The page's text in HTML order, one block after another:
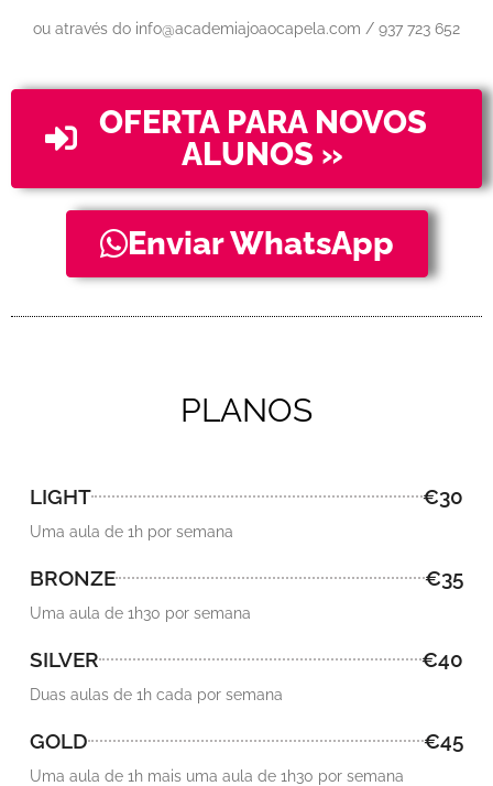
ou através do info@academiajoaocapela.com / 937 723 652
OFERTA PARA NOVOS
ALUNOS »
Enviar WhatsApp
PLANOS
LIGHT €30
Uma aula de 1h por semana
BRONZE €35
Uma aula de 1h30 por semana
SILVER €40
Duas aulas de 1h cada por semana
GOLD €45
Uma aula de 1h mais uma aula de 1h30 por semana